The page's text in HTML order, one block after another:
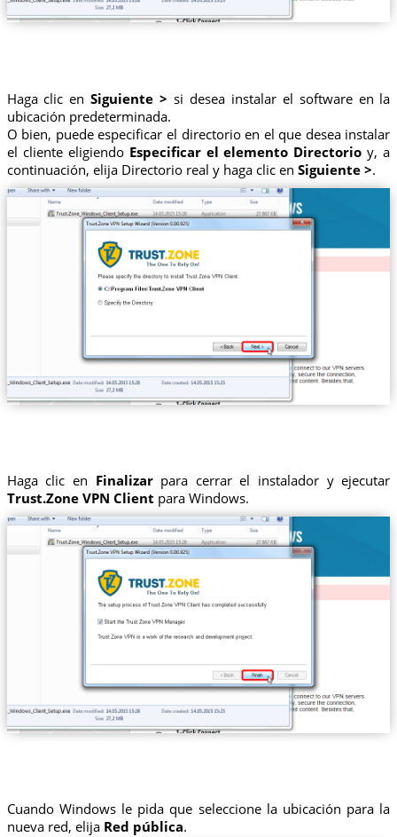
Haga clic enSiguiente > si desea instalar el software en la
ubicación predeterminada.
O bien, puede especificar el directorio en el que desea instalar
el cliente eligiendo Especificar el elemento Directorio y, a
continuación, elija Directorio real y haga clic en Siguiente >.
Haga clic en Finalizarpara cerrar el instalador y ejecutar
Trust.Zone VPN Client para Windows.
Cuando Windows le pida que seleccione la ubicación para la
nueva red, elija Red pública.